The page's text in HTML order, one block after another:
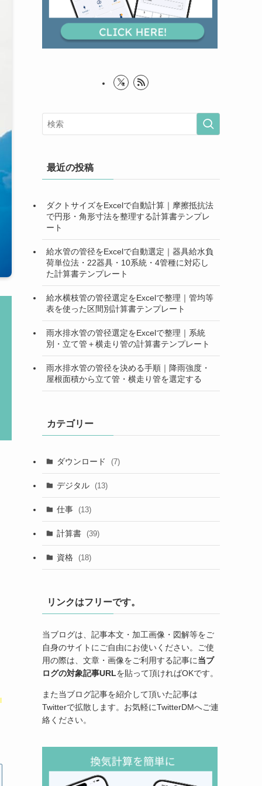
最近の投稿
ダクトサイズをExcelで自動計算｜摩擦抵抗法
で円形・角形寸法を整理する計算書テンプレ
ート
給水管の管径をExcelで自動選定｜器具給水負
荷単位法・22器具・10系統・4管種に対応し
た計算書テンプレート
給水横枝管の管径選定をExcelで整理｜管均等
表を使った区間別計算書テンプレート
雨水排水管の管径選定をExcelで整理｜系統
別・立て管＋横走り管の計算書テンプレート
雨水排水管の管径を決める手順｜降雨強度・
屋根面積から立て管・横走り管を選定する
カテゴリー
ダウンロード (7)
デジタル (13)
仕事 (13)
計算書 (39)
資格 (18)
リンクはフリーです。
当ブログは、記事本文・加工画像・図解等をご
自身のサイトにご自由にお使いください。ご使
用の際は、文章・画像をご利用する記事に当ブ
ログの対象記事URLを貼って頂ければOKです。
また当ブログ記事を紹介して頂いた記事は
Twitterで拡散します。お気軽にTwitterDMへご連
絡ください。